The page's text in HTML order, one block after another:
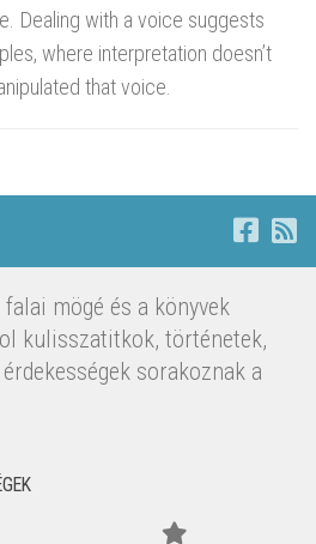
Dealing with a voice suggests
where interpretation doesn’t
that voice.
mögé és a könyvek
kulisszatitkok, történetek,
sorakoznak a